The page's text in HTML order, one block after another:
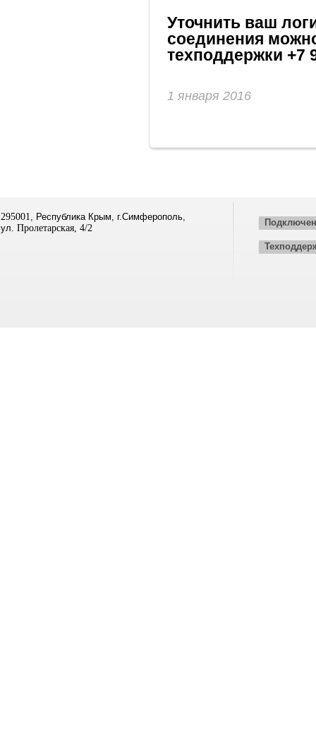
Уточнить ваш
соединения
техподдержки +7
1 января 2016
295001, Республика Крым, г.Симферополь,
ул. Пролетарская, 4/2